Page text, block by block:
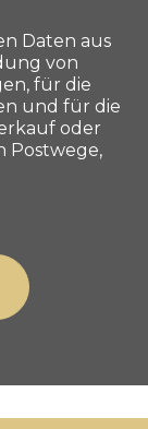
Daten aus
von
für die
und für die
oder
Postwege,